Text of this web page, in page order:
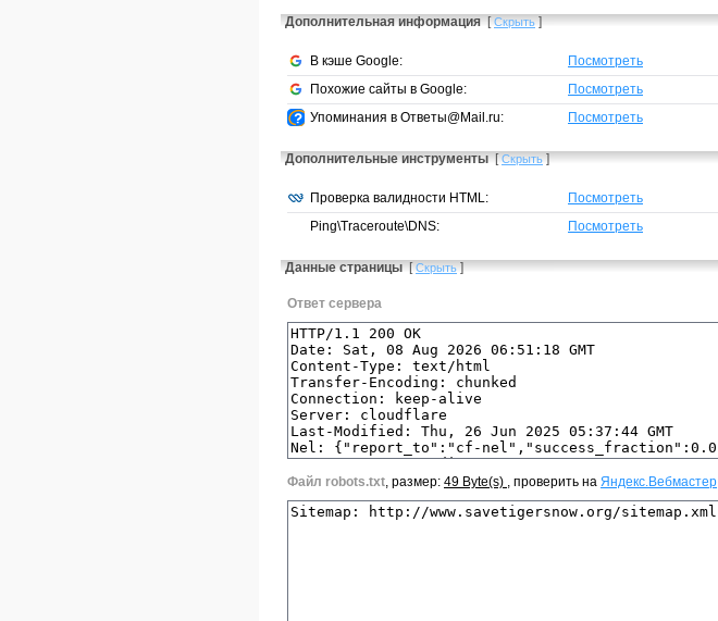
Дополнительная информация [Скрыть]
В кэше Google: Посмотреть
Похожие сайты в Google:
Посмотреть
Упоминания в Ответы@Mail.ru:
Посмотреть
Дополнительные инструменты [Скрыть]
Проверка валидности HTML: Посмотреть
Ping\Traceroute\DNS:
Посмотреть
Данные страницы [Скрыть]
Ответ сервера
Файл robots.txt , размер: 49 Byte(s) , проверить на Яндекс.Вебмастер